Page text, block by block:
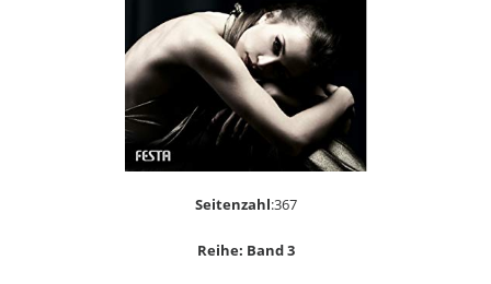
Seitenzahl:367
Reihe: Band 3